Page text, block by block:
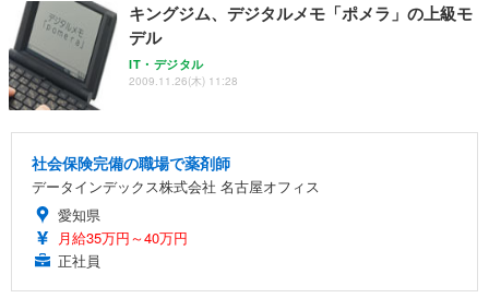
キングジム、デジタルメモ「ポメラ」の上級モ
デル
IT・デジタル
2009.11.26(木) 11:28
社会保険完備の職場で薬剤師
データインデックス株式会社 名古屋オフィス
愛知県
月給35万円～40万円
正社員